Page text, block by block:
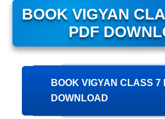
BOOK VIGYAN
PDF
BOOK VIGYAN CLASS 7
DOWNLOAD